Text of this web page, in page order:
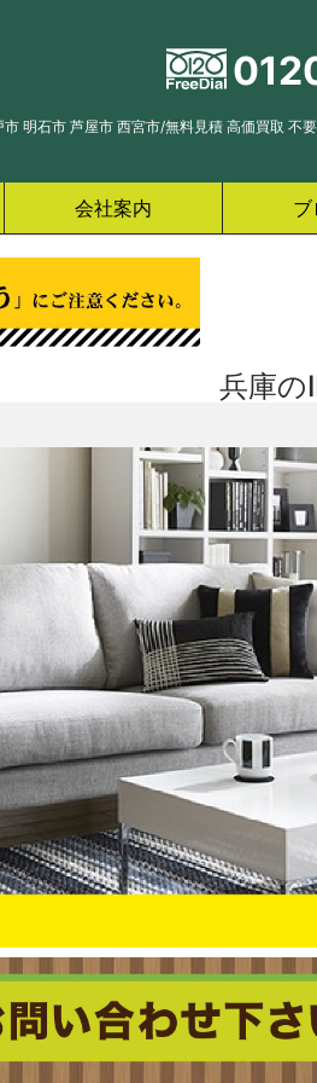
明石市 芦屋市 西宮市/無料見積 高価買取 不
会社案内
兵庫の